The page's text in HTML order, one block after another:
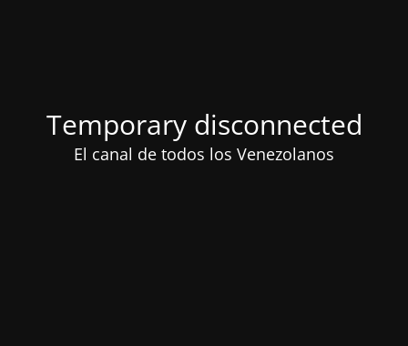
Temporary disconnected
El canal de todos los Venezolanos